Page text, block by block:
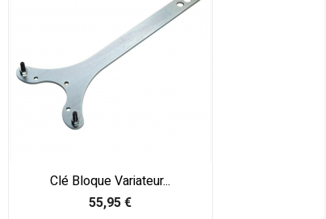
Clé Bloque Variateur...
Prix
55,95 €